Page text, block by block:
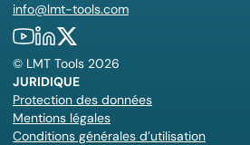
info@lmt-tools.com
© LMT Tools 2026
JURIDIQUE
Protection des données
Mentions légales
Conditions générales d’utilisation